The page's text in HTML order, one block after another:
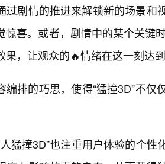
过剧情的推进来解锁新的场景和
惊喜。或者，剧情中的某个关键
果，让观众的🔥情绪在这一刻达到
编排的巧思，使得“猛撞3D”不
猛撞3D”也注重用户体验的个